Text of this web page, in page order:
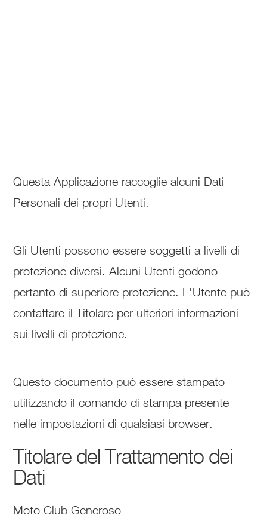
Questa Applicazione raccoglie alcuni Dati
Personali dei propri Utenti.
Gli Utenti possono essere soggetti a livelli di
protezione diversi. Alcuni Utenti godono
pertanto di superiore protezione. L'Utente può
contattare il Titolare per ulteriori informazioni
sui livelli di protezione.
Questo documento può essere stampato
utilizzando il comando di stampa presente
nelle impostazioni di qualsiasi browser.
Titolare del Trattamento dei
Dati
Moto Club Generoso